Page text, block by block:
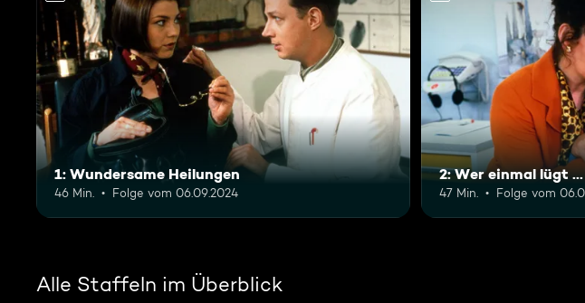
1: Wundersame Heilungen
46 Min. Folge vom 06.09.2024
2: Wer einmal lügt ...
47 Min. Folge vom
Alle Staffeln im Überblick